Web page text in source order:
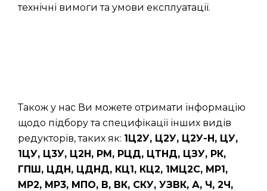
технічні вимоги та умови експлуатації.
Також у нас Ви можете отримати інформацію
щодо підбору та специфікації інших видів
редукторів, таких як: 1Ц2У, Ц2У, Ц2У-Н, ЦУ,
1ЦУ, Ц3У, Ц2Н, РМ, РЦД, ЦТНД, ЦЗУ, РК,
ГПШ, ЦДН, ЦДНД, КЦ1, КЦ2, 1МЦ2С, МР1,
МР2, МР3, МПО, В, ВК, СКУ, УЗВК, А, Ч, 2Ч,